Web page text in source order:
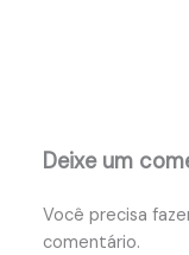
Deixe um
Você precisa
comentário.